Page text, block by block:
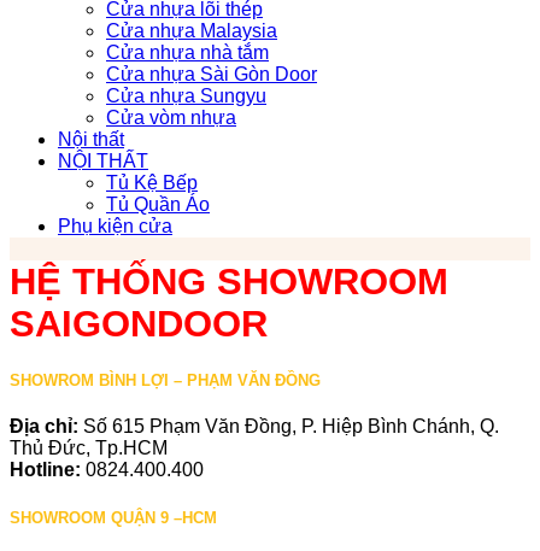
Cửa nhựa lõi thép
Cửa nhựa Malaysia
Cửa nhựa nhà tắm
Cửa nhựa Sài Gòn Door
Cửa nhựa Sungyu
Cửa vòm nhựa
Nội thất
NỘI THẤT
Tủ Kệ Bếp
Tủ Quần Áo
Phụ kiện cửa
HỆ THỐNG SHOWROOM
SAIGONDOOR
SHOWROM BÌNH LỢI – PHẠM VĂN ĐỒNG
Địa chỉ: Số 615 Phạm Văn Đồng, P. Hiệp Bình Chánh, Q.
Thủ Đức, Tp.HCM
Hotline: 0824.400.400
SHOWROOM QUẬN 9 –HCM